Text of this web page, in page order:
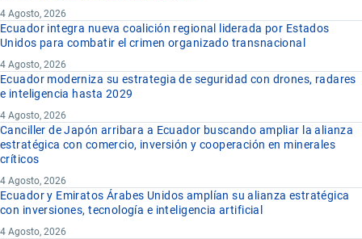
4 Agosto, 2026
Ecuador integra nueva coalición regional liderada por Estados
Unidos para combatir el crimen organizado transnacional
4 Agosto, 2026
Ecuador moderniza su estrategia de seguridad con drones, radares
e inteligencia hasta 2029
4 Agosto, 2026
Canciller de Japón arribara a Ecuador buscando ampliar la alianza
estratégica con comercio, inversión y cooperación en minerales
críticos
4 Agosto, 2026
Ecuador y Emiratos Árabes Unidos amplían su alianza estratégica
con inversiones, tecnología e inteligencia artificial
4 Agosto, 2026